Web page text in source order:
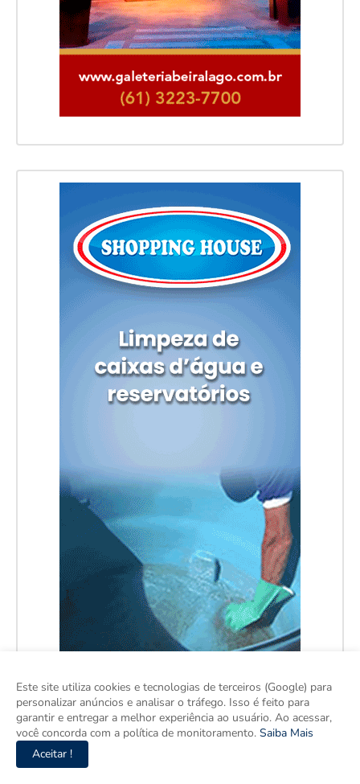
Este site utiliza cookies e tecnologias de terceiros (Google) para
personalizar anúncios e analisar o tráfego. Isso é feito para
garantir e entregar a melhor experiência ao usuário. Ao acessar,
você concorda com a política de monitoramento. Saiba Mais
Aceitar !